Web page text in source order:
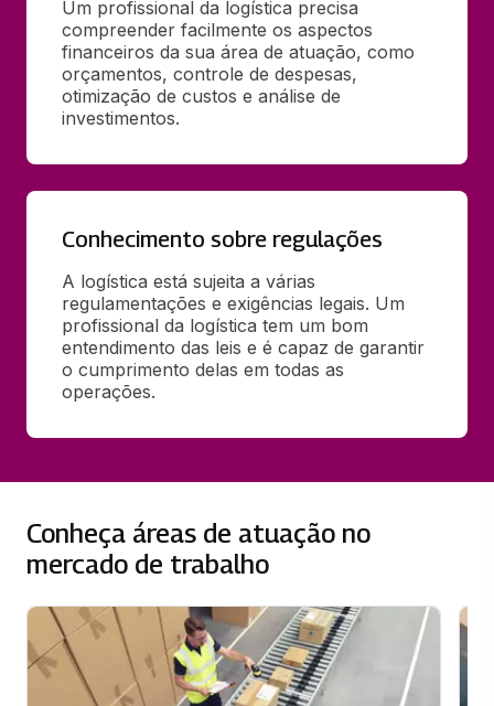
Um profissional da logística precisa
compreender facilmente os aspectos
financeiros da sua área de atuação, como
orçamentos, controle de despesas,
otimização de custos e análise de
investimentos.
Conhecimento sobre regulações
A logística está sujeita a várias
regulamentações e exigências legais. Um
profissional da logística tem um bom
entendimento das leis e é capaz de garantir
o cumprimento delas em todas as
operações.
Conheça áreas de atuação no
mercado de trabalho